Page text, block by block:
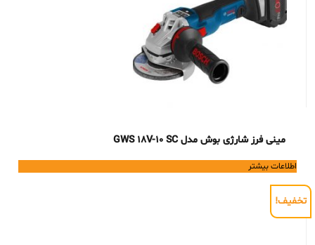
مینی فرز شارژی بوش مدل GWS 18V-10 SC
اطلاعات بیشتر
تخفیف!